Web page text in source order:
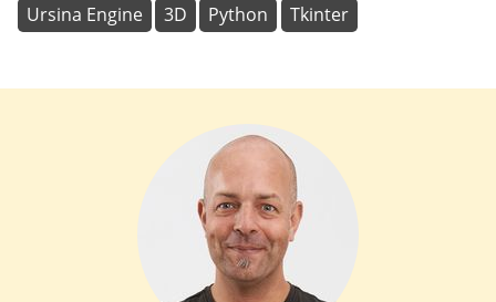
Ursina Engine 3D Python Tkinter